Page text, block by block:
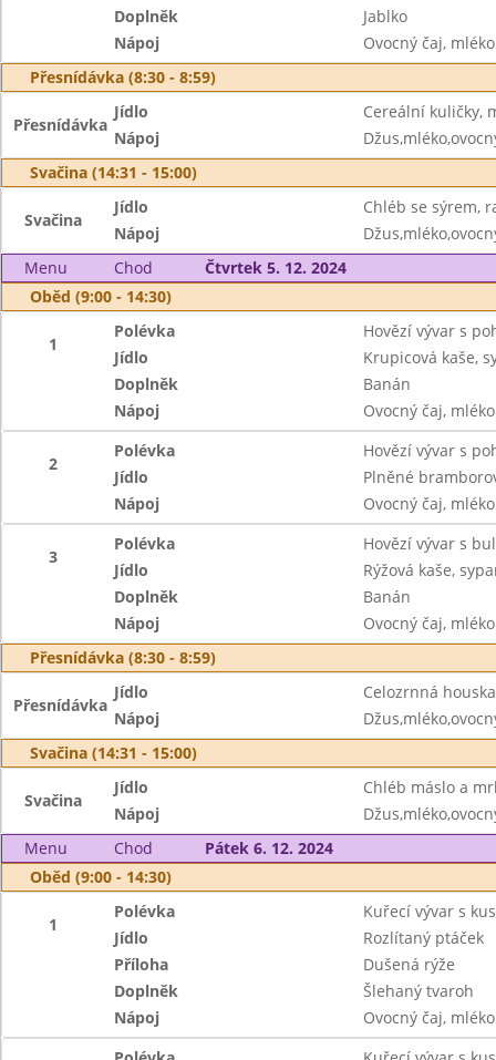
Doplněk
Jablko
Nápoj
Ovocný čaj, mléko
Přesnídávka (8:30 - 8:59)
Přesnídávka
Jídlo
Cereální kuličky,
Nápoj
Svačina (14:31 - 15:00)
Svačina
Jídlo
Chléb se sýrem,
Nápoj
Menu
Chod
Čtvrtek 5. 12. 2024
Oběd (9:00 - 14:30)
1
Polévka
Hovězí vývar s
Jídlo
Krupicová kaše,
Doplněk
Banán
Nápoj
Ovocný čaj, mléko
2
Polévka
Hovězí vývar s
Jídlo
Plněné
Nápoj
Ovocný čaj, mléko
3
Polévka
Hovězí vývar s
Jídlo
Rýžová kaše,
Doplněk
Banán
Nápoj
Ovocný čaj, mléko
Přesnídávka (8:30 - 8:59)
Přesnídávka
Jídlo
Celozrnná
Nápoj
Svačina (14:31 - 15:00)
Svačina
Jídlo
Chléb máslo a
Nápoj
Menu
Chod
Pátek 6. 12. 2024
Oběd (9:00 - 14:30)
1
Polévka
Kuřecí vývar s
Jídlo
Rozlítaný ptáček
Příloha
Dušená rýže
Doplněk
Šlehaný tvaroh
Nápoj
Ovocný čaj, mléko